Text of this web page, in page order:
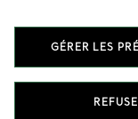
GÉRER LES